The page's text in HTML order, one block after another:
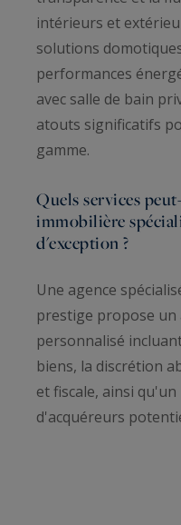
intérieurs et
solutions
performances
avec salle de bain
atouts significatifs
gamme.
Quels services
immobilière
d'exception ?
Une agence
prestige propose un
personnalisé
biens, la discrétion
et fiscale, ainsi
d'acquéreurs